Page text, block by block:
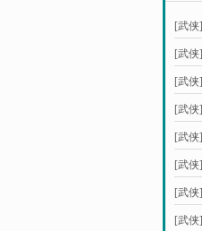
[武侠]
[武侠]
[武侠]
[武侠]
[武侠]
[武侠]
[武侠]
[武侠]